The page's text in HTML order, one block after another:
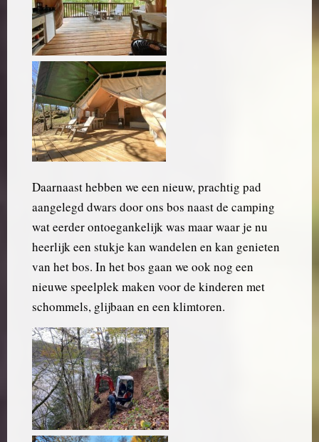
Daarnaast hebben we een nieuw, prachtig pad
aangelegd dwars door ons bos naast de camping
wat eerder ontoegankelijk was maar waar je nu
heerlijk een stukje kan wandelen en kan genieten
van het bos. In het bos gaan we ook nog een
nieuwe speelplek maken voor de kinderen met
schommels, glijbaan en een klimtoren.